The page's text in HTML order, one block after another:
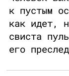
к пустым
как идет,
свиста
его